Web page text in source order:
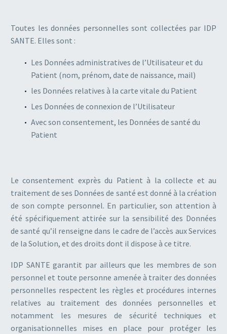
Toutes les données personnelles sont collectées par IDP
SANTE. Elles sont :
Les Données administratives de l’Utilisateur et du
Patient (nom, prénom, date de naissance, mail)
les Données relatives à la carte vitale du Patient
Les Données de connexion de l’Utilisateur
Avec son consentement, les Données de santé du
Patient
Le consentement exprès du Patient à la collecte et au
traitement de ses Données de santé est donné à la création
de son compte personnel. En particulier, son attention à
été spécifiquement attirée sur la sensibilité des Données
de santé qu’il renseigne dans le cadre de l’accès aux Services
de la Solution, et des droits dont il dispose à ce titre.
IDP SANTE garantit par ailleurs que les membres de son
personnel et toute personne amenée à traiter des données
personnelles respectent les règles et procédures internes
relatives au traitement des données personnelles et
notamment les mesures de sécurité techniques et
organisationnelles mises en place pour protéger les